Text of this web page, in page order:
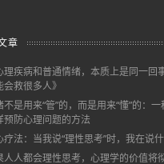
章
理疾病和普通情绪，本质上是同一回
会救很多人》
不是用来“管”的，而是用来“懂”的：
预防心理问题的方法
疗法：当我说“理性思考”时，我在说
人人都会理性思考，心理学的价值将